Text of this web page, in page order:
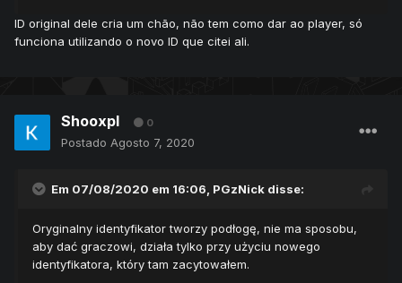
ID original dele cria um chão, não tem como dar ao player, só
funciona utilizando o novo ID que citei ali.
Shooxpl 0
Postado Agosto 7, 2020
Em 07/08/2020 em 16:06, PGzNick disse:
Oryginalny identyfikator tworzy podłogę, nie ma sposobu,
aby dać graczowi, działa tylko przy użyciu nowego
identyfikatora, który tam zacytowałem.